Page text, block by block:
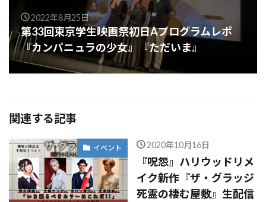
2022年8月25日
第33回東京学生映画祭初日Aプログラムレポ
『カンパニュラの少女』『ただいま』
関連する記事
イベント 2020年10月16日
『呪怨』ハリウッドリメ
イク新作『ザ・グラッジ
死霊の棲む屋敷』生配信